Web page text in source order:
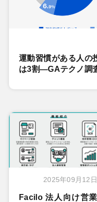
運動習慣がある人の
は3割―GAテクノ調
2025年09月12日
Facilo 法人向け営業